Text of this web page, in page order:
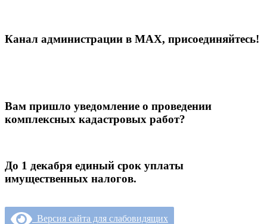
Канал администрации в МАХ, присоединяйтесь!
Вам пришло уведомление о проведении
комплексных кадастровых работ?
До 1 декабря единый срок уплаты
имущественных налогов.
Версия сайта для слабовидящих